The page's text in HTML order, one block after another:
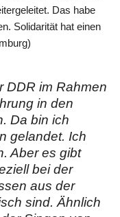
Das habe
Solidarität hat einen
DDR im Rahmen
in den
Da bin ich
gelandet. Ich
Aber es gibt
bei der
aus der
sind. Ähnlich